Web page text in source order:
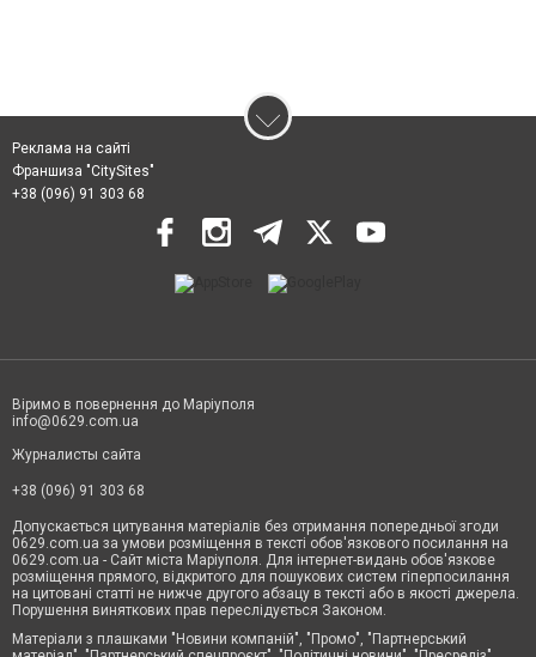
Реклама на сайті
Франшиза "CitySites"
+38 (096) 91 303 68
Віримо в повернення до Маріуполя
info@0629.com.ua
Журналисты сайта
+38 (096) 91 303 68
Допускається цитування матеріалів без отримання попередньої згоди
0629.com.ua за умови розміщення в тексті обов'язкового посилання на
0629.com.ua - Сайт міста Маріуполя. Для інтернет-видань обов'язкове
розміщення прямого, відкритого для пошукових систем гіперпосилання
на цитовані статті не нижче другого абзацу в тексті або в якості джерела.
Порушення виняткових прав переслідується Законом.
Матеріали з плашками "Новини компаній", "Промо", "Партнерський